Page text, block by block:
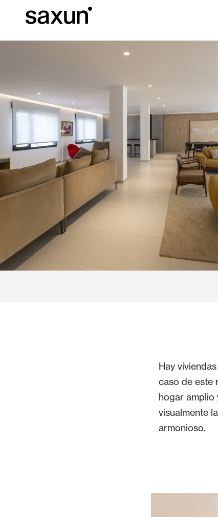
Cassonetti e Tapparelle Avvolgibili Pergole
Vetrate
Alberghi, ristoranti e caffè
Download
Chi siamo
Hay
caso de este
hogar amplio
visualmente
armonioso.